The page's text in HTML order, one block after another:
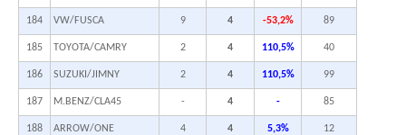
184 VW/FUSCA 9 4 -53,2% 89
185 TOYOTA/CAMRY 2 4 110,5% 40
186 SUZUKI/JIMNY 2 4 110,5% 99
187 M.BENZ/CLA45 - 4 - 85
188 ARROW/ONE 4 4 5,3% 12